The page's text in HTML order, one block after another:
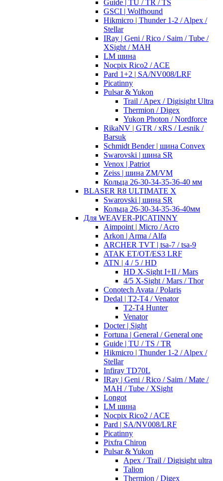
Guide | TU / TR / TS
GSCI | Wolfhound
Hikmicro | Thunder 1-2 / Alpex /
Stellar
IRay | Geni / Rico / Saim / Tube /
XSight / MAH
LM шина
Nocpix Rico2 / ACE
Pard 1+2 | SA/NV008/LRF
Picatinny
Pulsar & Yukon
Trail / Apex / Digisight Ultra
Thermion / Digex
Yukon Photon / Nordforce
RikaNV | GTR / xRS / Lesnik /
Barsuk
Schmidt Bender | шина Convex
Swarovski | шина SR
Venox | Patriot
Zeiss | шина ZM/VM
Кольца 26-30-34-35-36-40 мм
BLASER R8 ULTIMATE X
Swarovski | шина SR
Кольца 26-30-34-35-36-40мм
Для WEAVER-PICATINNY
Aimpoint | Micro / Acro
Arkon | Arma / Alfa
ARCHER TVT | tsa-7 / tsa-9
ATAK ET/OT/ES3 LRF
ATN | 4 / 5 / HD
HD X-Sight I+II / Mars
4/5 X-Sight / Mars / Thor
Conotech Avata / Polaris
Dedal | T2-T4 / Venator
T2-T4 Hunter
Venator
Docter | Sight
Fortuna | General / General one
Guide | TU / TS / TR
Hikmicro | Thunder 1-2 / Alpex /
Stellar
Infiray TD70L
IRay | Geni / Rico / Saim / Mate /
MAH / Tube / XSight
Longot
LM шина
Nocpix Rico2 / ACE
Pard | SA/NV008/LRF
Picatinny
Pixfra Chiron
Pulsar & Yukon
Apex / Trail / Digisight ultra
Talion
Thermion / Digex